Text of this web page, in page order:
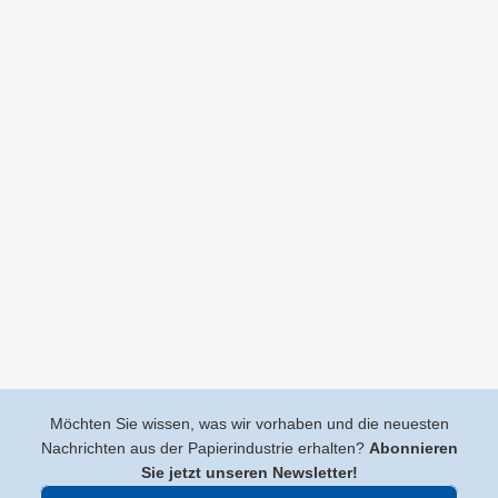
Möchten Sie wissen, was wir vorhaben und die neuesten
Nachrichten aus der Papierindustrie erhalten? Abonnieren
Sie jetzt unseren Newsletter!